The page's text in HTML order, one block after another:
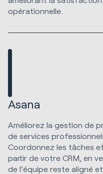
opérationnelle.
Asana
Améliorez la gestion de
de services
Coordonnez les tâches
partir de votre CRM, en
de l'équipe reste aligné